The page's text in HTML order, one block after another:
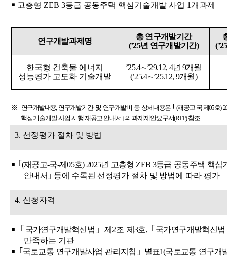
￭ 고층형 ZEB 3등급 공동주택 핵심기술개발 사업 1개 과제
연구개발과제명
총 연구개발기간
(’25년 연구개발기간)
(’25
한국형 건축물 에너지
성능평가 고도화 기술개발
’25.4∼’29.12, 4년 9개월
(’25.4∼’25.12, 9개월)
※ 연구개발내용, 연구개발기간 및 연구개발비 등 상세내용은 ｢ (재공고-국-제05호)
핵심기술개발 사업 시행 재공고 안내서 ｣의 과제제안요구서(RFP)참조
3. 선정평가 절차 및 방법
￭ ｢ (재공고-국-제05호) 2025년 고층형 ZEB 3등급 공동주택 핵심
안내서 ｣ 등에 수록된 선정평가 절차 및 방법에 따라 평가
4. 신청자격
￭ ｢ 국가연구개발혁신법 ｣제 2조 제3호, ｢ 국가연구개발혁신
만족하는 기관
￭ ｢ 국토교통 연구개발사업 관리지침 ｣ 별표1(국토교통 연구개